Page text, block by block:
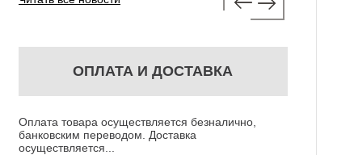
ОПЛАТА И ДОСТАВКА
Оплата товара осуществляется безналично,
банковским переводом. Доставка
осуществляется...